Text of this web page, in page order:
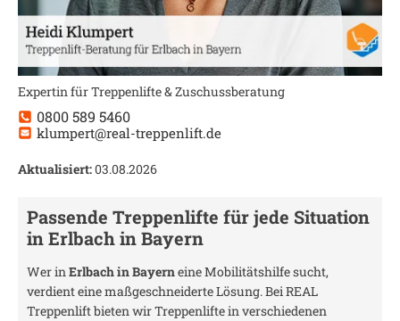
Expertin für Treppenlifte & Zuschussberatung
0800 589 5460
klumpert@real-treppenlift.de
Aktualisiert:03.08.2026
Passende Treppenlifte für jede Situation
inErlbach in Bayern
Wer inErlbach in Bayerneine Mobilitätshilfe sucht,
verdient eine maßgeschneiderte Lösung. Bei REAL
Treppenlift bieten wir Treppenlifte in verschiedenen